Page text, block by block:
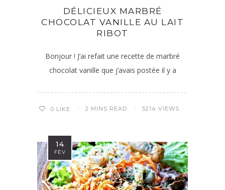
DÉLICIEUX MARBRÉ
CHOCOLAT VANILLE AU LAIT
RIBOT
Bonjour ! J’ai refait une recette de marbré
chocolat vanille que j’avais postée il y a
0 LIKE 2 MINS READ 5214 VIEWS
14
FÉV